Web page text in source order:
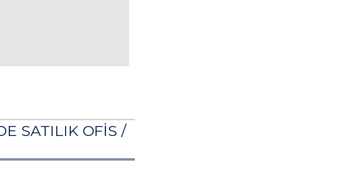
SATILIK OFİS /